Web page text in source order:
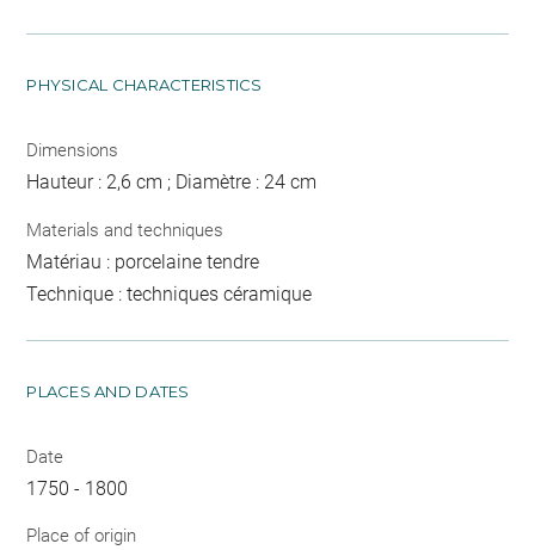
PHYSICAL CHARACTERISTICS
Dimensions
Hauteur : 2,6 cm ; Diamètre : 24 cm
Materials and techniques
Matériau : porcelaine tendre
Technique : techniques céramique
PLACES AND DATES
Date
1750 - 1800
Place of origin